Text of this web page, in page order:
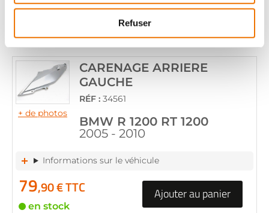
Refuser
29,90 € TTC
en stock
+ de photos
CARENAGE ARRIERE
GAUCHE
RÉF : 34561
BMW R 1200 RT 1200
2005 - 2010
Informations sur le véhicule
79,90 € TTC
en stock
Ajouter au panier